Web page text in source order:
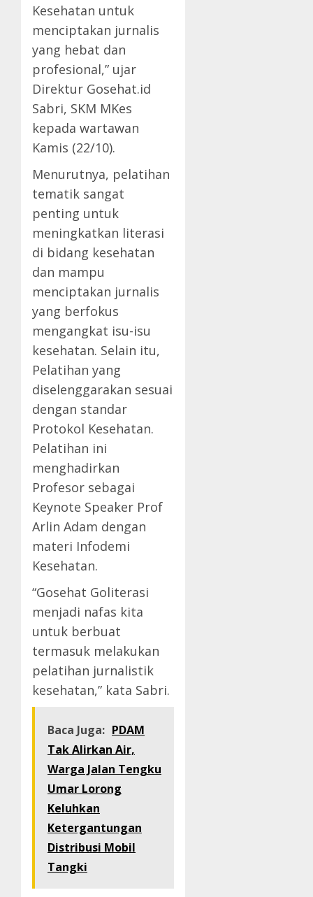
Kesehatan untuk
menciptakan jurnalis
yang hebat dan
profesional,” ujar
Direktur Gosehat.id
Sabri, SKM MKes
kepada wartawan
Kamis (22/10).
Menurutnya, pelatihan
tematik sangat
penting untuk
meningkatkan literasi
di bidang kesehatan
dan mampu
menciptakan jurnalis
yang berfokus
mengangkat isu-isu
kesehatan. Selain itu,
Pelatihan yang
diselenggarakan sesuai
dengan standar
Protokol Kesehatan.
Pelatihan ini
menghadirkan
Profesor sebagai
Keynote Speaker Prof
Arlin Adam dengan
materi Infodemi
Kesehatan.
“Gosehat Goliterasi
menjadi nafas kita
untuk berbuat
termasuk melakukan
pelatihan jurnalistik
kesehatan,” kata Sabri.
Baca Juga: PDAM
Tak Alirkan Air,
Warga Jalan Tengku
Umar Lorong
Keluhkan
Ketergantungan
Distribusi Mobil
Tangki